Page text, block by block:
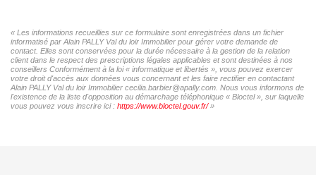
« Les informations recueillies sur ce formulaire sont enregistrées dans un fichier
informatisé par Alain PALLY Val du loir Immobilier pour gérer votre demande de
contact. Elles sont conservées pour la durée nécessaire à la gestion de la relation
client dans le respect des prescriptions légales applicables et sont destinées à nos
conseillers Conformément à la loi « informatique et libertés », vous pouvez exercer
votre droit d'accès aux données vous concernant et les faire rectifier en contactant
Alain PALLY Val du loir Immobilier cecilia.barbier@apally.com. Nous vous informons de
l'existence de la liste d'opposition au démarchage téléphonique « Bloctel », sur laquelle
vous pouvez vous inscrire ici : https://www.bloctel.gouv.fr/»